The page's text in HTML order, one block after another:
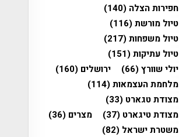
חפירות הצלה (140)
טיול מורשת(116)
טיול משפחות(217)
טיול עתיקות(151)
יולי שוורץ(66) ירושלים (160)
מלחמת העצמאות(114)
מצודת טגארט (33)
מצודת טיגארט (37) מצרים (36)
משטרת ישראל (82)